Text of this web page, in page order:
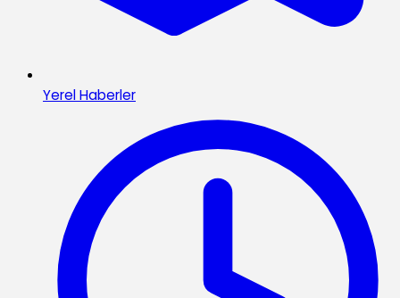
Yerel Haberler